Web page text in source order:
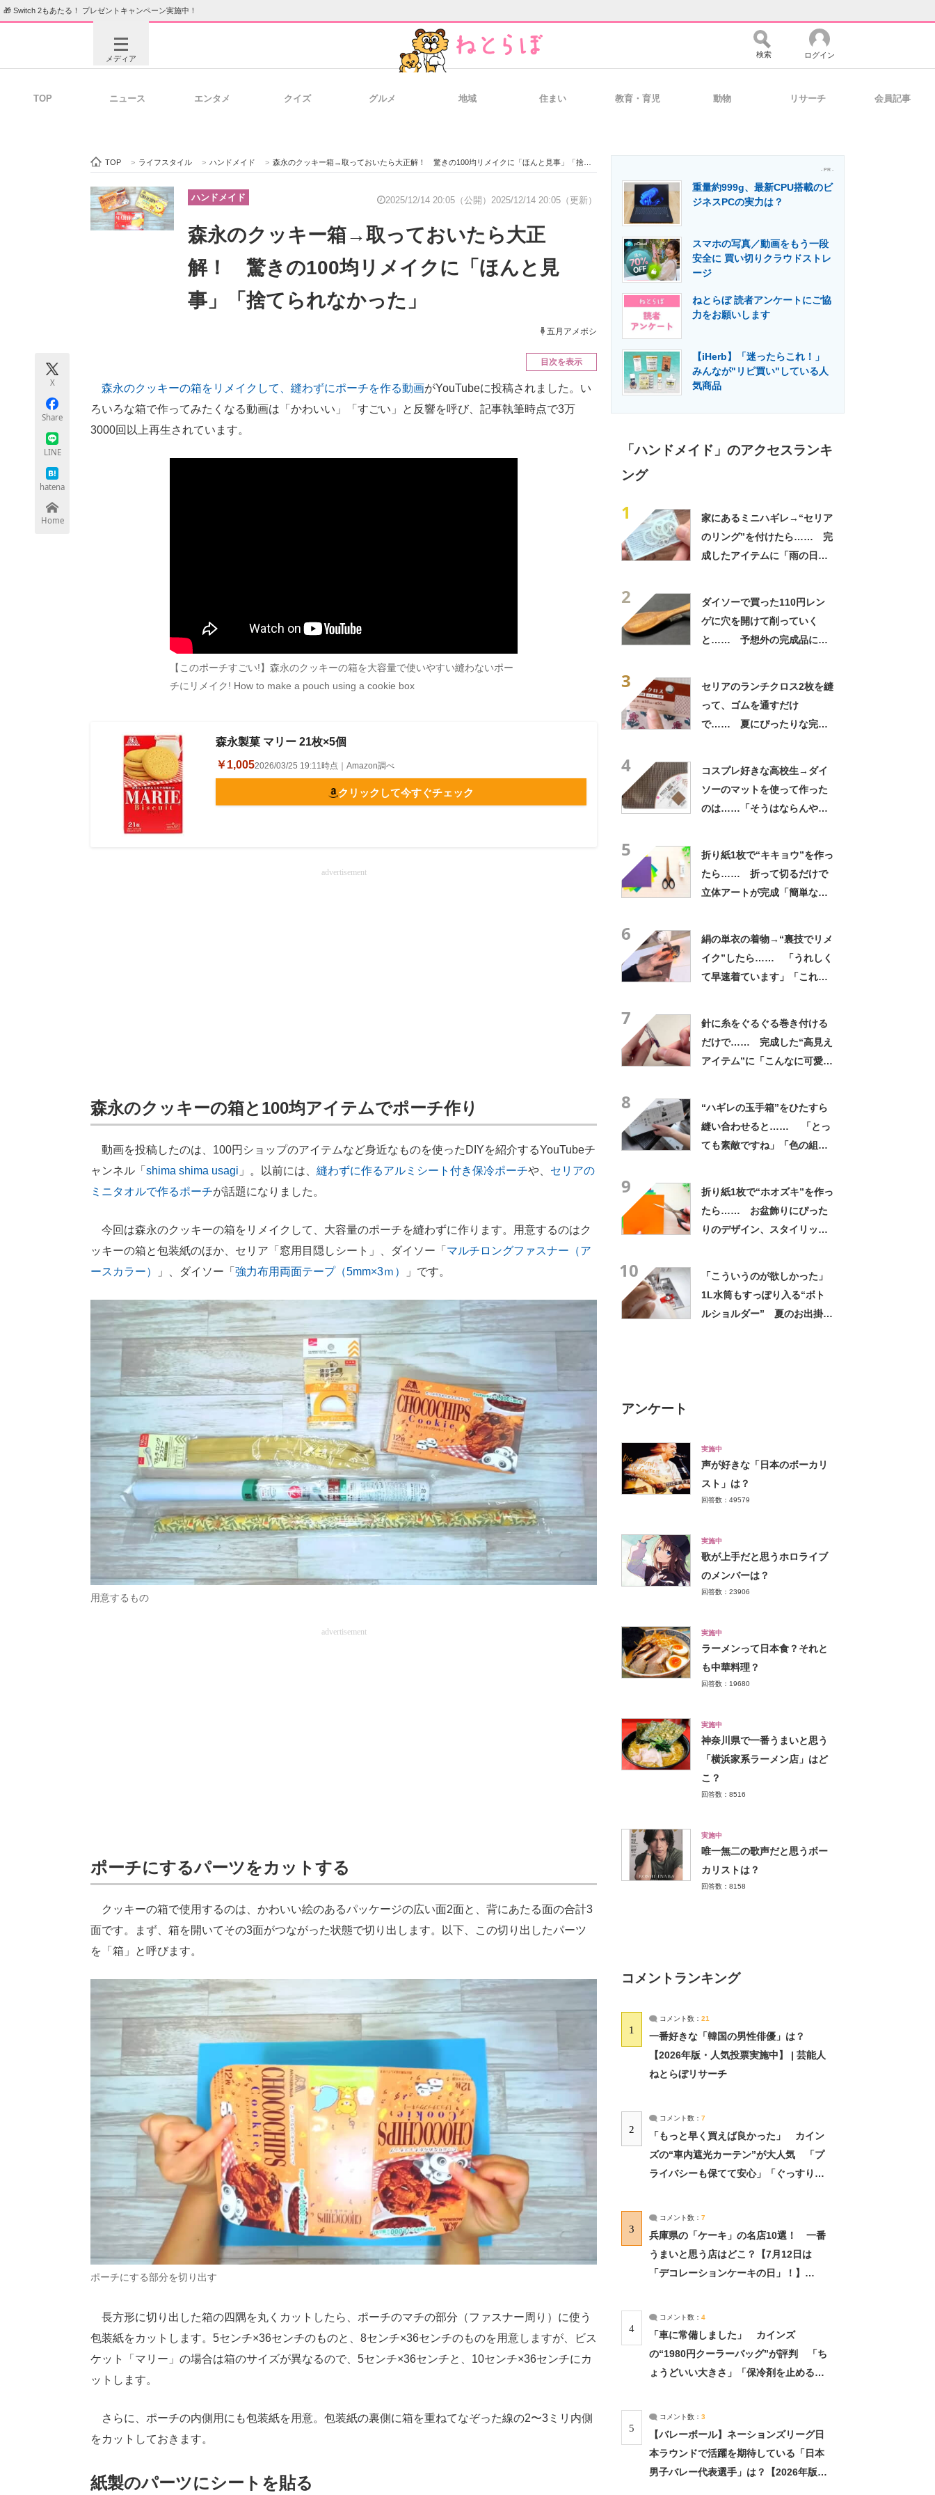
🎁 Switch 2もあたる！ プレゼントキャンペーン実施中！
メディア
ビジネスと働き方のヒント 経営リーダーのコミュニティ マーケ×ITの今がよく分かる
製造業のIT導入・活用を支援
エネルギーの専門メディア 建設×テクノロジーの最前線
ちょっと気になるネットの話題
検索 ログイン
TOP ニュース エンタメ クイズ グルメ 地域 住まい 教育・育児 動物 リサーチ 会員記事
TOP > ライフスタイル > ハンドメイド > 森永のクッキー箱→取っておいたら大正解！ 驚きの100均リメイクに「ほんと見事」「捨てられなかった」
ハンドメイド 2025/12/14 20:05（公開） 2025/12/14 20:05（更新）
森永のクッキー箱→取っておいたら大正
解！ 驚きの100均リメイクに「ほんと見
事」「捨てられなかった」
五月アメボシ
X
Share
LINE
hatena
Home
目次を表示
森永のクッキーの箱をリメイクして、縫わずにポーチを作る動画がYouTubeに投稿されました。い
ろいろな箱で作ってみたくなる動画は「かわいい」「すごい」と反響を呼び、記事執筆時点で3万
3000回以上再生されています。
【このポーチすごい!】森永のクッキーの箱を大容量で使いやすい縫わないポー
チにリメイク! How to make a pouch using a cookie box
森永製菓 マリー 21枚×5個
￥1,0052026/03/25 19:11時点｜Amazon調べ
クリックして今すぐチェック
advertisement
森永のクッキーの箱と100均アイテムでポーチ作り
動画を投稿したのは、100円ショップのアイテムなど身近なものを使ったDIYを紹介するYouTubeチ
ャンネル「 shima shima usagi 」。以前には、 縫わずに作るアルミシート付き保冷ポーチや、 セリアの
ミニタオルで作るポーチが話題になりました。
今回は森永のクッキーの箱をリメイクして、大容量のポーチを縫わずに作ります。用意するのはク
ッキーの箱と包装紙のほか、セリア「窓用目隠しシート」、ダイソー「 マルチロングファスナー（ア
ースカラー）
」、ダイソー「 強力布用両面テープ（5mm×3ｍ） 」です。
用意するもの
advertisement
ポーチにするパーツをカットする
クッキーの箱で使用するのは、かわいい絵のあるパッケージの広い面2面と、背にあたる面の合計3
面です。まず、箱を開いてその3面がつながった状態で切り出します。以下、この切り出したパーツ
を「箱」と呼びます。
ポーチにする部分を切り出す
長方形に切り出した箱の四隅を丸くカットしたら、ポーチのマチの部分（ファスナー周り）に使う
包装紙をカットします。5センチ×36センチのものと、8センチ×36センチのものを用意しますが、ビス
ケット「マリー」の場合は箱のサイズが異なるので、5センチ×36センチと、10センチ×36センチにカ
ットします。
さらに、ポーチの内側用にも包装紙を用意。包装紙の裏側に箱を重ねてなぞった線の2〜3ミリ内側
をカットしておきます。
紙製のパーツにシートを貼る
- PR -
重量約999g、最新CPU搭載のビ
ジネスPCの実力は？
スマホの写真／動画をもう一段
安全に 買い切りクラウドストレ
ージ
ねとらぼ 読者アンケートにご協
力をお願いします
【iHerb】「迷ったらこれ！」
みんなが"リピ買い"している人
気商品
「ハンドメイド」のアクセスランキ
ング
1
家にあるミニハギレ→“セリア
のリング”を付けたら…… 完
成したアイテムに「雨の日で
2
ダイソーで買った110円レン
ゲに穴を開けて削っていく
と…… 予想外の完成品に
3
セリアのランチクロス2枚を縫
って、ゴムを通すだけ
で…… 夏にぴったりな完成
4
コスプレ好きな高校生→ダイ
ソーのマットを使って作った
のは……「そうはならんや
5
折り紙1枚で“キキョウ”を作っ
たら…… 折って切るだけで
立体アートが完成「簡単なの
6
絹の単衣の着物→“裏技でリメ
イク”したら…… 「うれしく
て早速着ています」「これか
7
針に糸をぐるぐる巻き付ける
だけで…… 完成した“高見え
アイテム”に「こんなに可愛い
8
“ハギレの玉手箱”をひたすら
縫い合わせると…… 「とっ
ても素敵ですね」「色の組み
9
折り紙1枚で“ホオズキ”を作っ
たら…… お盆飾りにぴった
りのデザイン、スタイリッシ
10
「こういうのが欲しかった」
1L水筒もすっぽり入る“ボト
ルショルダー” 夏のお出掛け
アンケート
実施中
声が好きな「日本のボーカリ
スト」は？
回答数：49579
実施中
歌が上手だと思うホロライブ
のメンバーは？
回答数：23906
実施中
ラーメンって日本食？それと
も中華料理？
回答数：19680
実施中
神奈川県で一番うまいと思う
「横浜家系ラーメン店」はど
こ？
回答数：8516
実施中
唯一無二の歌声だと思うボー
カリストは？
回答数：8158
コメントランキング
1
コメント数： 21
一番好きな「韓国の男性俳優」は？
【2026年版・人気投票実施中】 | 芸能人
ねとらぼリサーチ
2
コメント数： 7
「もっと早く買えば良かった」 カイン
ズの“車内遮光カーテン”が大人気 「プ
ライバシーも保てて安心」「ぐっすり眠
3
コメント数： 7
兵庫県の「ケーキ」の名店10選！ 一番
うまいと思う店はどこ？【7月12日は
「デコレーションケーキの日」！】
4
コメント数： 4
「車に常備しました」 カインズ
の“1980円クーラーバッグ”が評判 「ち
ょうどいい大きさ」「保冷剤を止めるベ
5
コメント数： 3
【バレーボール】ネーションズリーグ日
本ラウンドで活躍を期待している「日本
男子バレー代表選手」は？【2026年版・